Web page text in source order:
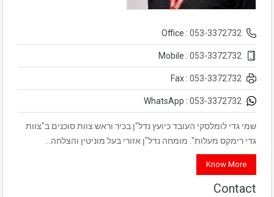
053-3372732
053-3372732
053-3372732
053-3372732
שמי גדי לומלסקי העובד כיועץ נדל"ן בכיר וראש צוות סוכנים ב"צוות
גדי רימקס מעלות". מומחה נדל"ן אזורי בעל מוניטין והצלחה…
Know More
Contact